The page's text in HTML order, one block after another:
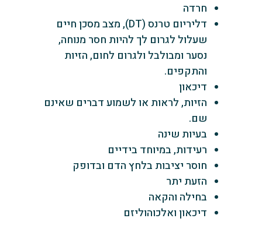
חרדה
דליריום טרנס (DT), מצב מסכן חיים
שעלול לגרום לך להיות חסר מנוחה,
נסער ומבולבל ולגרום לחום, הזיות
והתקפים.
דיכאון
הזיות, לראות או לשמוע דברים שאינם
שם.
בעיות שינה
רעידות, במיוחד בידיים
חוסר יציבות בלחץ הדם ובדופק
הזעת יתר
בחילה והקאה
דיכאון ואלכוהוליזם